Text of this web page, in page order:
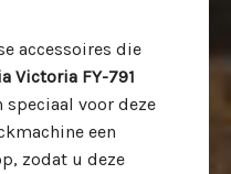
accessoires die
Victoria FY-791
speciaal voor deze
een
zodat u deze